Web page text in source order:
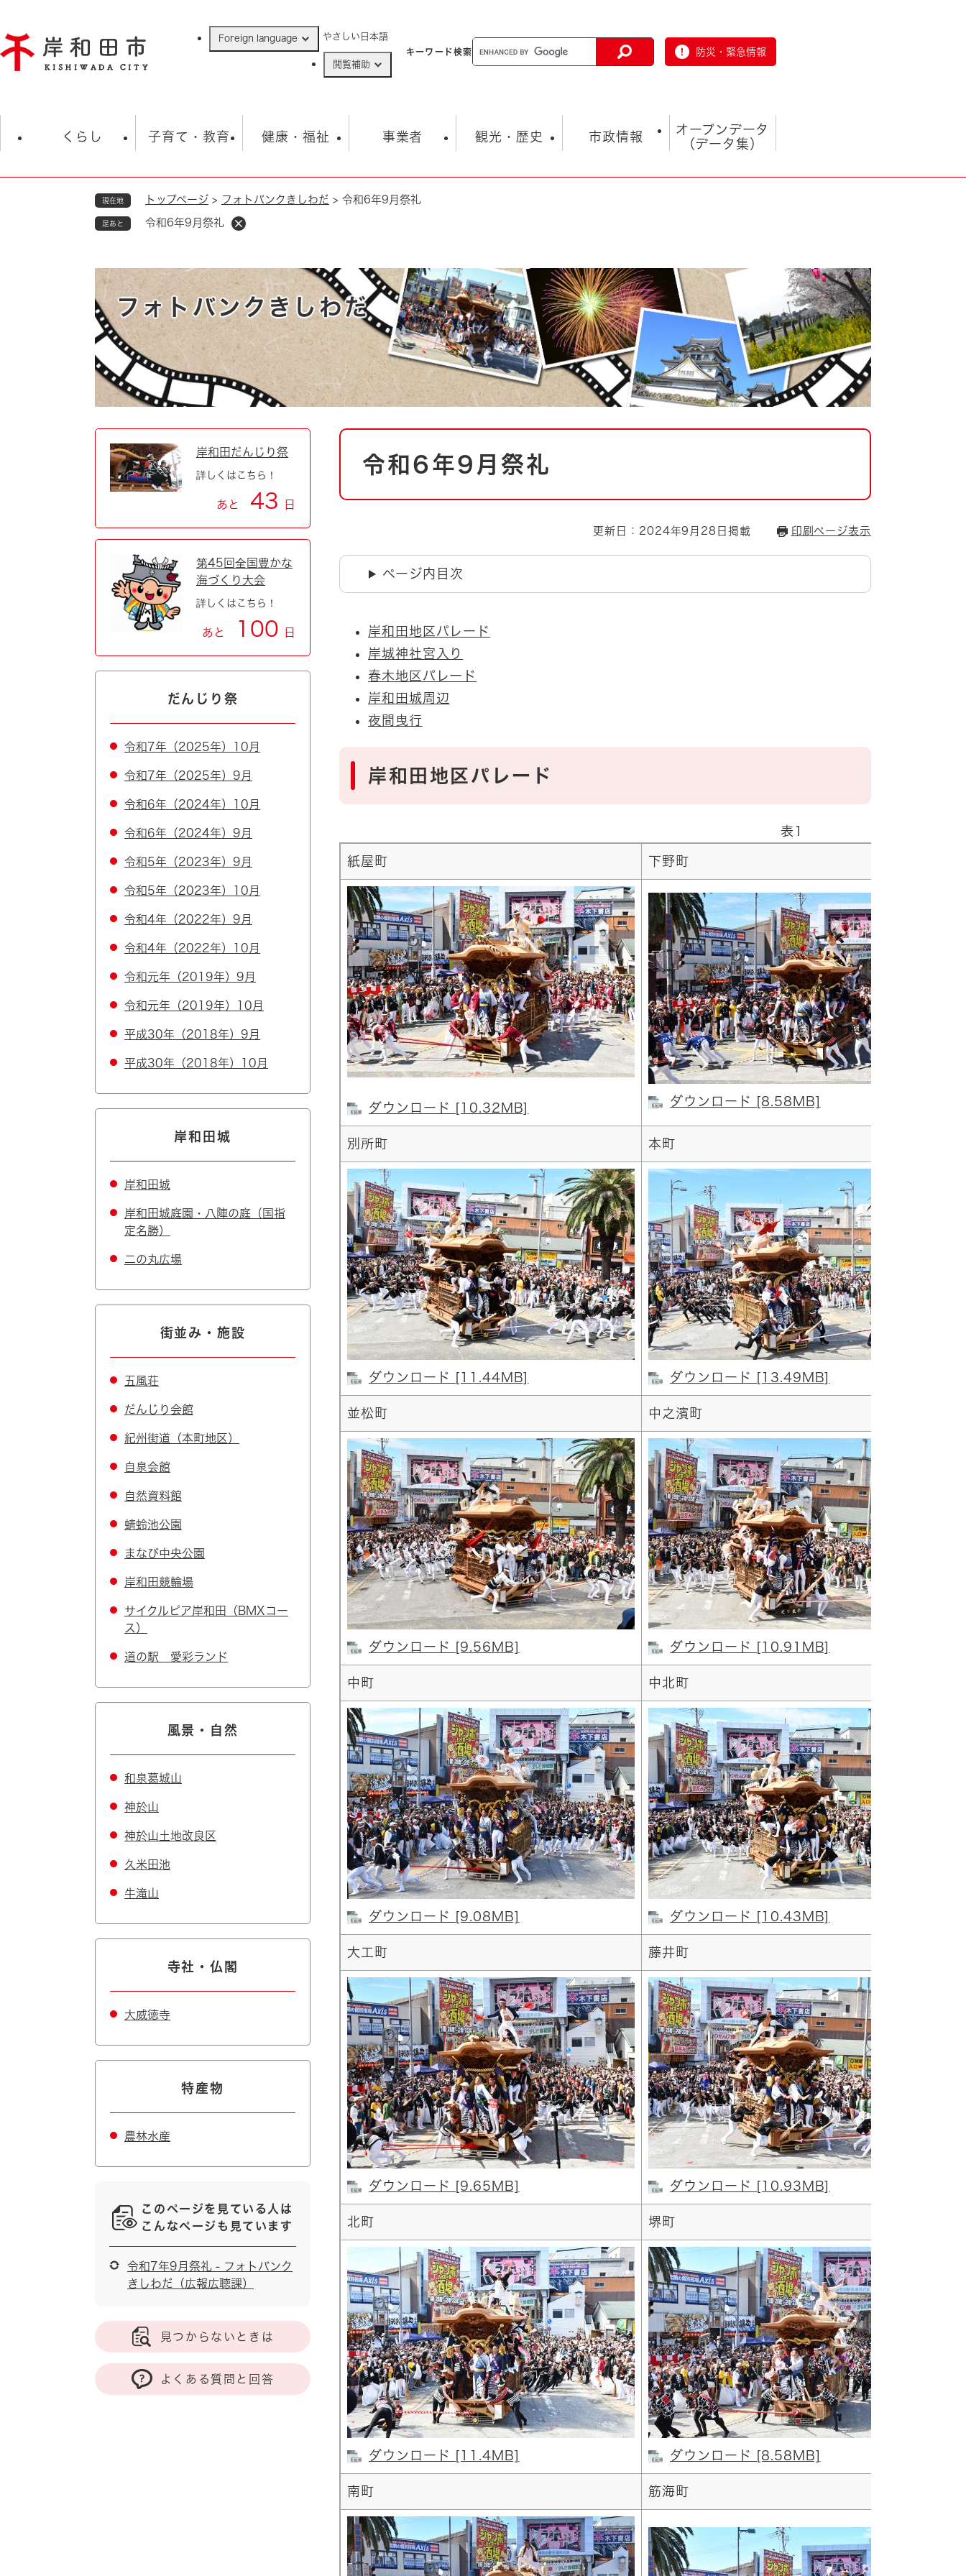
ジ
の
Foreign language やさしい日本語
閲覧補助
キーワード検索 防災・緊急情報
くらし
住民票・戸籍
ごみ・衛生・動物 救急・消防
防災・防犯 上水道・下水道
自然・環境・公園 住宅
引っ越し おくやみ
男女共同参画
地域コミュニティ・ボラン
道路・河川・交通 まちづくり
国際交流
子育て・教育
学校 子育て
健康・福祉
福祉・健康・生活
事業者
入札・契約情報
環境 福祉・介護
とじる
観光・歴史
観光 観光スポット
とじる
市政情報
市の概要
市政 職員採用情報
市役所・施設の案内
とじる
オープンデータ
（データ集）
現在地 トップページ > フォトバンクきしわだ > 令和6年9月祭礼
足あと 令和6年9月祭礼
フォトバンクきしわだ
本
令和6年9月祭礼
更新日：2024年9月28日掲載 印刷ページ表示
ページ内目次
岸和田地区パレード
岸城神社宮入り
春木地区パレード
岸和田城周辺
夜間曳行
岸和田地区パレード
表1
紙屋町 下野町
ダウンロード [10.32MB] ダウンロード [8.58MB]
別所町 本町
ダウンロード [11.44MB] ダウンロード [13.49MB]
並松町 中之濱町
ダウンロード [9.56MB] ダウンロード [10.91MB]
中町 中北町
ダウンロード [9.08MB] ダウンロード [10.43MB]
大工町 藤井町
ダウンロード [9.65MB] ダウンロード [10.93MB]
北町 堺町
ダウンロード [11.4MB] ダウンロード [8.58MB]
南町 筋海町
岸和田だんじり祭
詳しくはこちら！
あと 43 日
第45回全国豊かな
海づくり大会
詳しくはこちら！
あと 100 日
だんじり祭
令和7年（2025年）10月
令和7年（2025年）9月
令和6年（2024年）10月
令和6年（2024年）9月
令和5年（2023年）9月
令和5年（2023年）10月
令和4年（2022年）9月
令和4年（2022年）10月
令和元年（2019年）9月
令和元年（2019年）10月
平成30年（2018年）9月
平成30年（2018年）10月
岸和田城
岸和田城
岸和田城庭園・八陣の庭（国指
定名勝）
二の丸広場
街並み・施設
五風荘
だんじり会館
紀州街道（本町地区）
自泉会館
自然資料館
蜻蛉池公園
まなび中央公園
岸和田競輪場
サイクルピア岸和田（BMXコー
ス）
道の駅 愛彩ランド
風景・自然
和泉葛城山
神於山
神於山土地改良区
久米田池
牛滝山
寺社・仏閣
大威徳寺
特産物
農林水産
このページを見ている人は
こんなページも見ています
令和7年9月祭礼 - フォトバンク
きしわだ（広報広聴課）
見つからないときは
よくある質問と回答